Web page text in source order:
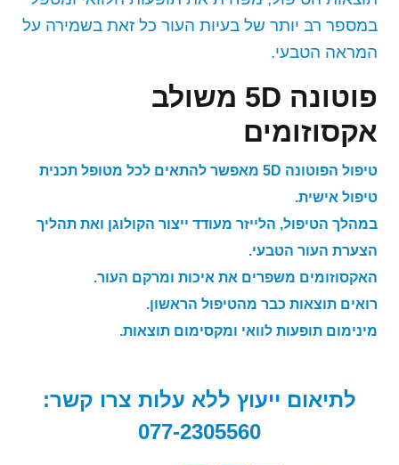
במספר רב יותר של בעיות העור כל זאת בשמירה על
המראה הטבעי.
פוטונה 5D משולב
אקסוזומים
טיפול הפוטונה 5D מאפשר להתאים לכל מטופל תכנית
טיפול אישית.
במהלך הטיפול, הלייזר מעודד ייצור הקולוגן ואת תהליך
הצערת העור הטבעי.
האקסוזומים משפרים את איכות ומרקם העור.
רואים תוצאות כבר מהטיפול הראשון.
מינימום תופעות לוואי ומקסימום תוצאות.
לתיאום ייעוץ ללא עלות צרו קשר:
077-2305560